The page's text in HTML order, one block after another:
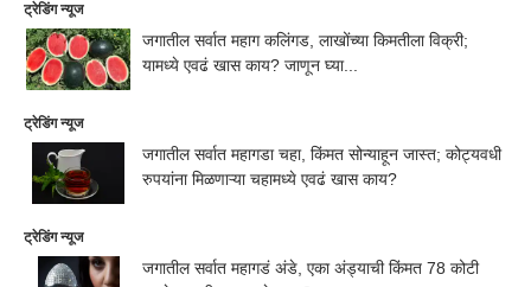
ट्रेडिंग न्यूज
जगातील सर्वात महाग कलिंगड, लाखोंच्या किमतीला विक्री;
यामध्ये एवढं खास काय? जाणून घ्या...
ट्रेडिंग न्यूज
जगातील सर्वात महागडा चहा, किंमत सोन्याहून जास्त; कोट्यवधी
रुपयांना मिळणाऱ्या चहामध्ये एवढं खास काय?
ट्रेडिंग न्यूज
जगातील सर्वात महागडं अंडे, एका अंड्याची किंमत 78 कोटी